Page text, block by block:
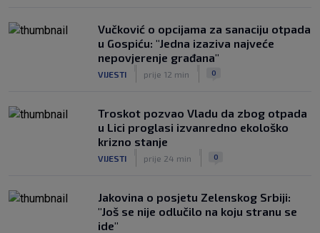
Vučković o opcijama za sanaciju otpada
u Gospiću: "Jedna izaziva najveće
nepovjerenje građana"
VIJESTI prije 12 min 0
Troskot pozvao Vladu da zbog otpada
u Lici proglasi izvanredno ekološko
krizno stanje
VIJESTI prije 24 min 0
Jakovina o posjetu Zelenskog Srbiji:
"Još se nije odlučilo na koju stranu se
ide"